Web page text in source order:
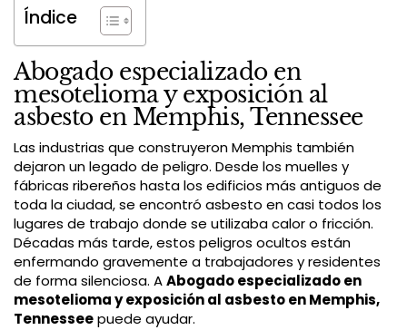
Índice
Abogado especializado en
mesotelioma y exposición al
asbesto en Memphis, Tennessee
Las industrias que construyeron Memphis también
dejaron un legado de peligro. Desde los muelles y
fábricas ribereños hasta los edificios más antiguos de
toda la ciudad, se encontró asbesto en casi todos los
lugares de trabajo donde se utilizaba calor o fricción.
Décadas más tarde, estos peligros ocultos están
enfermando gravemente a trabajadores y residentes
de forma silenciosa. AAbogado especializado en
mesotelioma y exposición al asbesto en Memphis,
Tennesseepuede ayudar.